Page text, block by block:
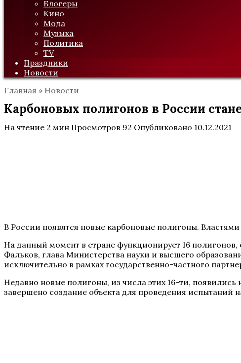
Блогеры
Кино
Мода
Музыка
Политика
TV
Праздники
Новости
Главная » Новости
Карбоновых полигонов в России
На чтение 2 мин Просмотров 92 Опубликовано 10.12.2021
В России появятся новые карбоновые полигоны.
На данный момент в стране функционирует 16 полигонов,
Фальков, глава Министерства науки и высшего
исключительно в рамках государственно-частного
Недавно новые полигоны, из числа этих 16-ти,
завершено создание объекта для проведения испытаний